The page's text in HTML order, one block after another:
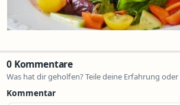
0 Kommentare
Was hat dir geholfen? Teile deine Erfahrung
Kommentar